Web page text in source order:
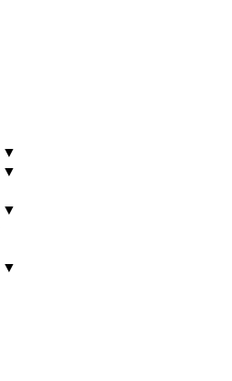
▼
▼
▼
▼